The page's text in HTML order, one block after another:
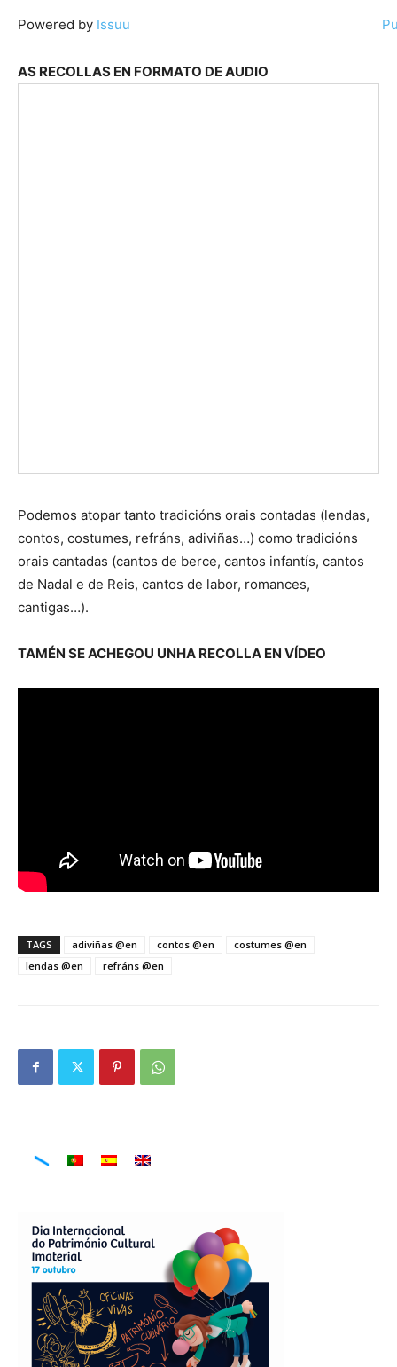
Powered by Issuu
AS RECOLLAS EN FORMATO DE AUDIO
Podemos atopar tanto tradicións orais contadas (lendas,
contos, costumes, refráns, adiviñas…) como tradicións
orais cantadas (cantos de berce, cantos infantís, cantos
de Nadal e de Reis, cantos de labor, romances,
cantigas…).
TAMÉN SE ACHEGOU UNHA RECOLLA EN VÍDEO
TAGS adiviñas @en contos @en
costumes @en
lendas @en
refráns @en